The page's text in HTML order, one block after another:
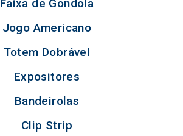
Faixa de Gondola
Jogo Americano
Totem Dobrável
Expositores
Bandeirolas
Clip Strip